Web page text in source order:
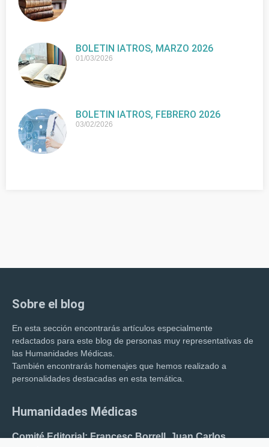
BOLETIN IATROS, MARZO 2026
01/03/2026
BOLETIN IATROS, FEBRERO 2026
03/02/2026
Sobre el blog
En esta sección encontrarás artículos especialmente
redactados para este blog de personas muy representativas de
las Humanidades Médicas.
También encontrarás homenajes que hemos realizado a
personalidades destacadas en esta temática.
Humanidades Médicas
Comité Editorial: Francesc Borrell. Juan Carlos